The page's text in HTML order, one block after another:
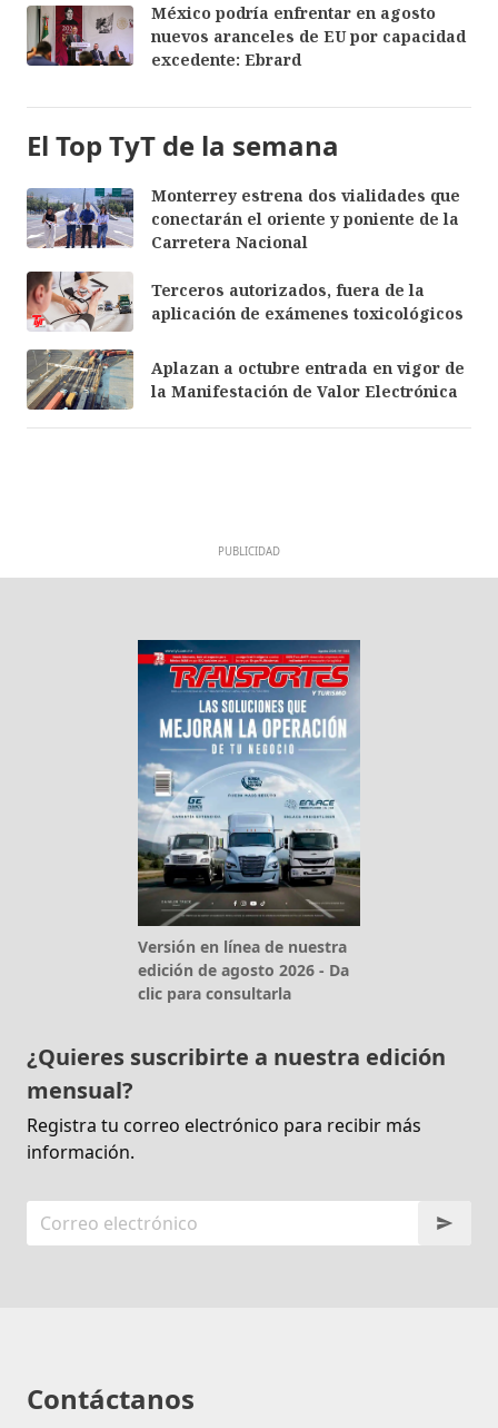
México podría enfrentar en agosto
nuevos aranceles de EU por capacidad
excedente: Ebrard
El Top TyT de la semana
Monterrey estrena dos vialidades que
conectarán el oriente y poniente de la
Carretera Nacional
Terceros autorizados, fuera de la
aplicación de exámenes toxicológicos
Aplazan a octubre entrada en vigor de
la Manifestación de Valor Electrónica
PUBLICIDAD
Versión en línea de nuestra
edición de agosto 2026 - Da
clic para consultarla
¿Quieres suscribirte a nuestra edición
mensual?
Registra tu correo electrónico para recibir más
información.
Contáctanos